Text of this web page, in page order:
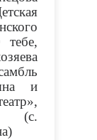
тебе,
и
(с.